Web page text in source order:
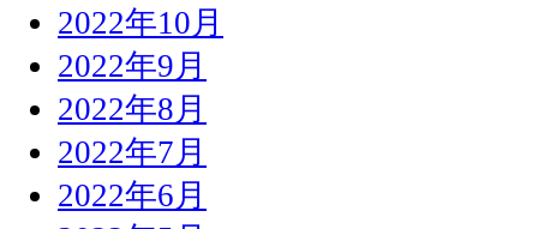
2022年10月
2022年9月
2022年8月
2022年7月
2022年6月